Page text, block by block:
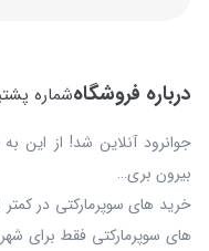
درباره فروشگاهشماره پشتیبانی :
جوانرود آنلاین شد! از این
بیرون بری…
خرید های سوپرمارکتی در
های سوپرمارکتی فقط برای